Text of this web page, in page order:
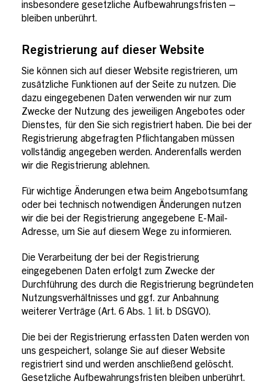
insbesondere gesetzliche Aufbewahrungsfristen –
bleiben unberührt.
Registrierung auf dieser Website
Sie können sich auf dieser Website registrieren, um
zusätzliche Funktionen auf der Seite zu nutzen. Die
dazu eingegebenen Daten verwenden wir nur zum
Zwecke der Nutzung des jeweiligen Angebotes oder
Dienstes, für den Sie sich registriert haben. Die bei der
Registrierung abgefragten Pflichtangaben müssen
vollständig angegeben werden. Anderenfalls werden
wir die Registrierung ablehnen.
Für wichtige Änderungen etwa beim Angebotsumfang
oder bei technisch notwendigen Änderungen nutzen
wir die bei der Registrierung angegebene E-Mail-
Adresse, um Sie auf diesem Wege zu informieren.
Die Verarbeitung der bei der Registrierung
eingegebenen Daten erfolgt zum Zwecke der
Durchführung des durch die Registrierung begründeten
Nutzungsverhältnisses und ggf. zur Anbahnung
weiterer Verträge (Art. 6 Abs. 1 lit. b DSGVO).
Die bei der Registrierung erfassten Daten werden von
uns gespeichert, solange Sie auf dieser Website
registriert sind und werden anschließend gelöscht.
Gesetzliche Aufbewahrungsfristen bleiben unberührt.